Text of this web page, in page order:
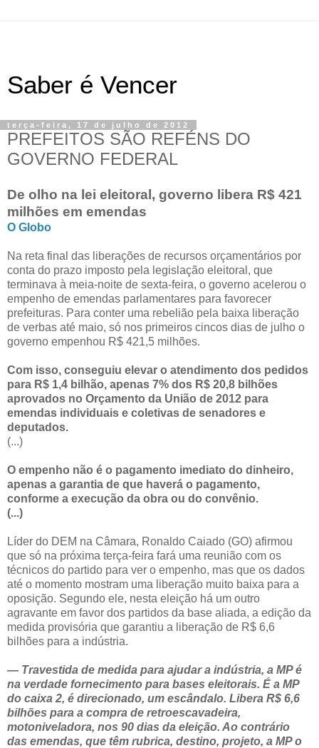
Saber é Vencer
terça-feira, 17 de julho de 2012
PREFEITOS SÃO REFÉNS DO
GOVERNO FEDERAL
De olho na lei eleitoral, governo libera R$ 421
milhões em emendas
O Globo
Na reta final das liberações de recursos orçamentários por
conta do prazo imposto pela legislação eleitoral, que
terminava à meia-noite de sexta-feira, o governo acelerou o
empenho de emendas parlamentares para favorecer
prefeituras. Para conter uma rebelião pela baixa liberação
de verbas até maio, só nos primeiros cincos dias de julho o
governo empenhou R$ 421,5 milhões.
Com isso, conseguiu elevar o atendimento dos pedidos
para R$ 1,4 bilhão, apenas 7% dos R$ 20,8 bilhões
aprovados no Orçamento da União de 2012 para
emendas individuais e coletivas de senadores e
deputados.
(...)
O empenho não é o pagamento imediato do dinheiro,
apenas a garantia de que haverá o pagamento,
conforme a execução da obra ou do convênio.
(...)
Líder do DEM na Câmara, Ronaldo Caiado (GO) afirmou
que só na próxima terça-feira fará uma reunião com os
técnicos do partido para ver o empenho, mas que os dados
até o momento mostram uma liberação muito baixa para a
oposição. Segundo ele, nesta eleição há um outro
agravante em favor dos partidos da base aliada, a edição da
medida provisória que garantiu a liberação de R$ 6,6
bilhões para a indústria.
— Travestida de medida para ajudar a indústria, a MP é
na verdade fornecimento para bases eleitorais. É a MP
do caixa 2, é direcionado, um escândalo. Libera R$ 6,6
bilhões para a compra de retroescavadeira,
motoniveladora, nos 90 dias da eleição. Ao contrário
das emendas, que têm rubrica, destino, projeto, a MP o